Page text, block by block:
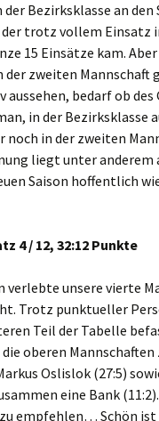
Bezirksklasse an
trotz vollem Einsatz
15 Einsätze kam.
zweiten Mannschaft
bedarf ob
in der Bezirksklasse
noch in der zweiten
liegt unter
Saison hoffentlich
4 / 12, 32:12 Punkte
unsere vierte
Trotz punktueller
Teil der Tabelle
oberen Mannschaften
Oslislok (27:5)
eine Bank
empfehlen… Schön ist